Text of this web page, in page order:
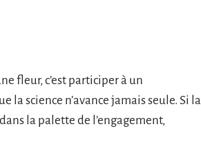
fleur, c’est participer à un
science n’avance jamais seule. Si la
la palette de l’engagement,